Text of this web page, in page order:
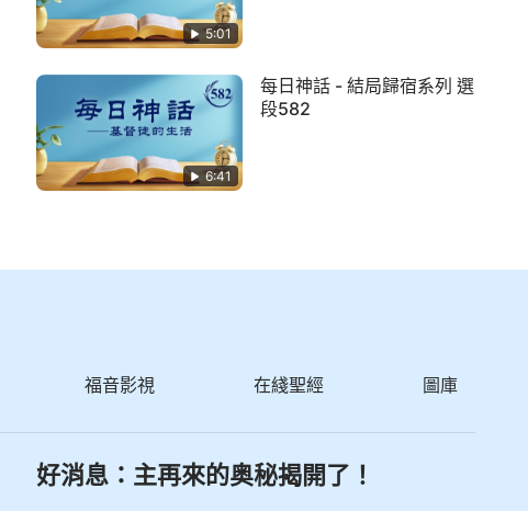
5:01
6:41
每日神話 - 結局歸宿系列 選
段582
福音影視 在綫聖經 圖庫
好消息：主再來的奥秘揭開了！